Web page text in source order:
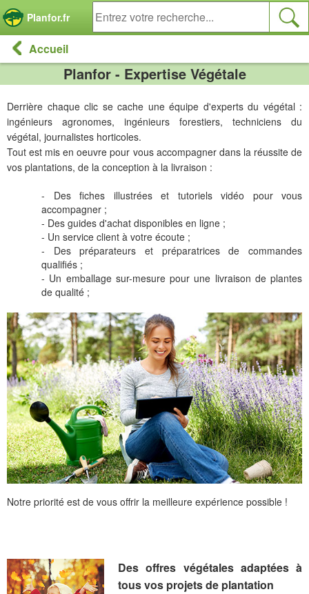
Planfor.fr
Accueil
Planfor - Expertise Végétale
Derrière chaque clic se cache une équipe d'experts du végétal :
ingénieurs agronomes, ingénieurs forestiers, techniciens du
végétal, journalistes horticoles.
Tout est mis en oeuvre pour vous accompagner dans la réussite de
vos plantations, de la conception à la livraison :
- Des fiches illustrées et tutoriels vidéo pour vous
accompagner ;
- Des guides d'achat disponibles en ligne ;
- Un service client à votre écoute ;
- Des préparateurs et préparatrices de commandes
qualifiés ;
- Un emballage sur-mesure pour une livraison de plantes
de qualité ;
Notre priorité est de vous offrir la meilleure expérience possible !
Des offres végétales adaptées à
tous vos projets de plantation
Panneau de gestion des cookies